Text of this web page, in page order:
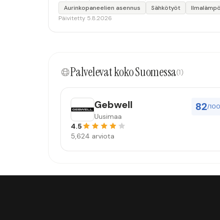
Aurinkopaneelien asennus Sähkötyöt
Päivitetty 5.8.2026
Palvelevat koko Suomessa(1)
82/100
Gebwell
Uusimaa
4.5
5,624 arviota